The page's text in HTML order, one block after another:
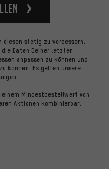
stetig zu verbessern.
Daten Deiner letzten
anpassen zu können und
können. Es gelten unsere
Mindestbestellwert von
Aktionen kombinierbar.